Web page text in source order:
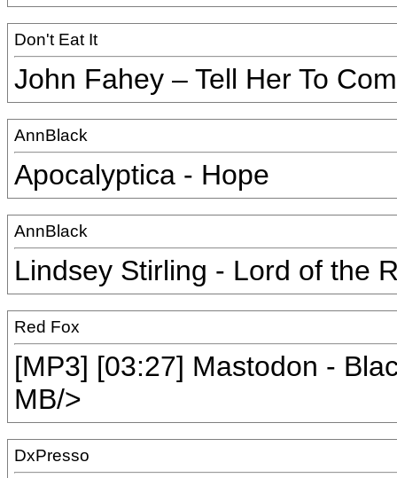
Don't Eat It
John Fahey – Tell Her To
AnnBlack
Apocalyptica - Hope
AnnBlack
Lindsey Stirling - Lord of the
Red Fox
[MP3] [03:27] Mastodon -
MB/>
DxPresso